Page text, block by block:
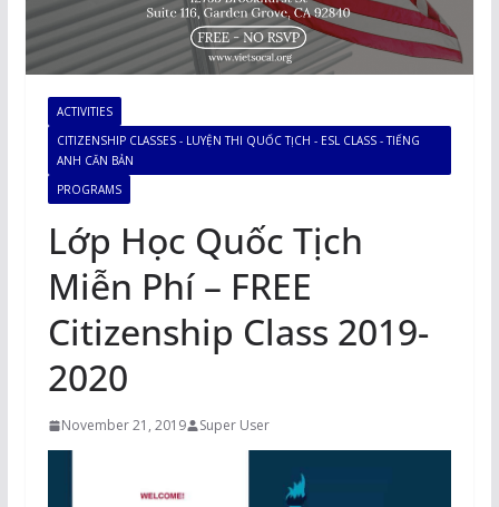
ACTIVITIES
CITIZENSHIP CLASSES - LUYỆN THI QUỐC TỊCH - ESL CLASS - TIẾNG
ANH CĂN BẢN
PROGRAMS
Lớp Học Quốc Tịch
Miễn Phí – FREE
Citizenship Class 2019-
2020
November 21, 2019 Super User